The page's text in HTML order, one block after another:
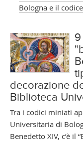
Bologna e il
9
decorazione
Biblioteca
Tra i codici miniati
Universitaria di
Benedetto XIV, c’è il